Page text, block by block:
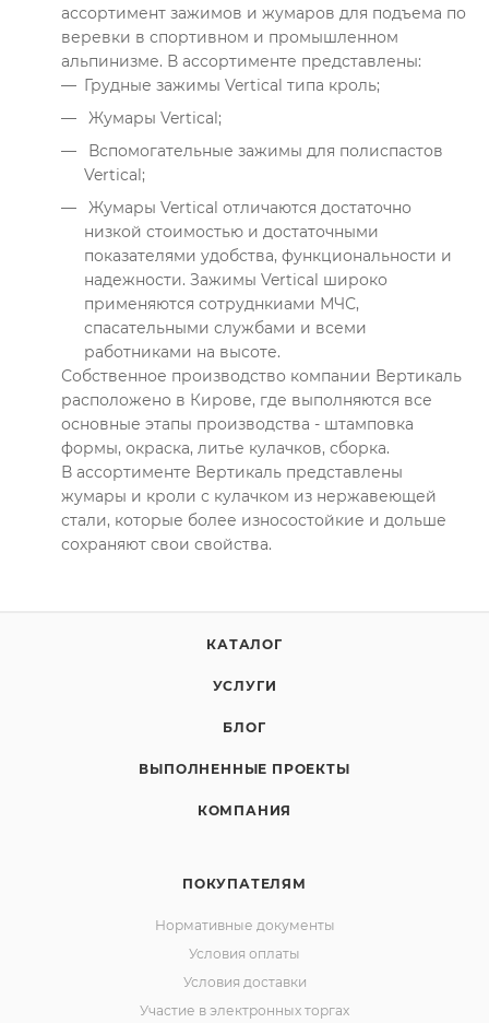
ассортимент зажимов и жумаров для подъема по
веревки в спортивном и промышленном
альпинизме. В ассортименте представлены:
Грудные зажимы Vertical типа кроль;
Жумары Vertical;
Вспомогательные зажимы для полиспастов
Vertical;
Жумары Vertical отличаются достаточно
низкой стоимостью и достаточными
показателями удобства, функциональности и
надежности. Зажимы Vertical широко
применяются сотруднкиами МЧС,
спасательными службами и всеми
работниками на высоте.
Собственное производство компании Вертикаль
расположено в Кирове, где выполняются все
основные этапы производства - штамповка
формы, окраска, литье кулачков, сборка.
В ассортименте Вертикаль представлены
жумары и кроли с кулачком из нержавеющей
стали, которые более износостойкие и дольше
сохраняют свои свойства.
КАТАЛОГ
УСЛУГИ
БЛОГ
ВЫПОЛНЕННЫЕ ПРОЕКТЫ
КОМПАНИЯ
ПОКУПАТЕЛЯМ
Нормативные документы
Условия оплаты
Условия доставки
Участие в электронных торгах